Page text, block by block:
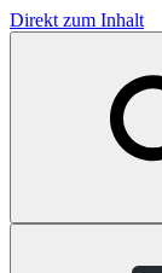
Direkt zum Inhalt